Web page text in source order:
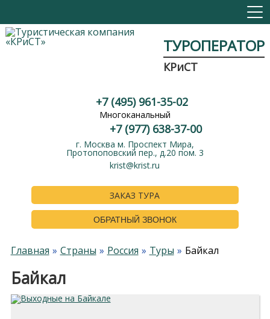
ТУРОПЕРАТОР
КРиСТ
ЗАКАЗ ТУРА
ОБРАТНЫЙ ЗВОНОК
+7 (495) 961-35-02
Многоканальный
+7 (977) 638-37-00
г. Москва м. Проспект Мира,
Протопоповский пер., д.20 пом. 3
krist@krist.ru
Главная Страны Россия Туры Байкал
Байкал